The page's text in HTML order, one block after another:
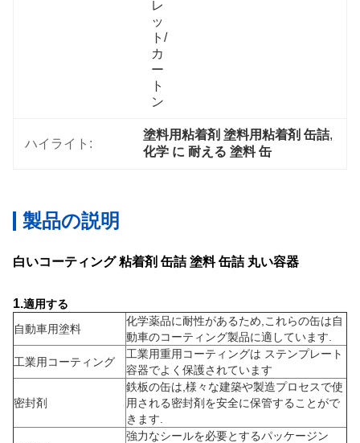
レ
ッ
ト/
カ
ー
ト
ン
ハイライト:
塗料用粘着剤 塗料用粘着剤 缶詰
化学 に 耐える 塗料 缶
製品の説明
白いコーティング 粘着剤 缶詰 塗料 缶詰 丸い容器
1.適用する
自動車用塗料
化学薬品に耐性があるため,これらの缶は自
動車のコーティング製品に適しています.
工業用コーティング
工業用重用コーティングは ステンプレート
容器でよく保護されています
密封剤
鉄板の缶は,様々な建築や製造プロセスで使
用される密封剤を安全に保管することがで
きます.
強力なシールを必要とするパッケージン